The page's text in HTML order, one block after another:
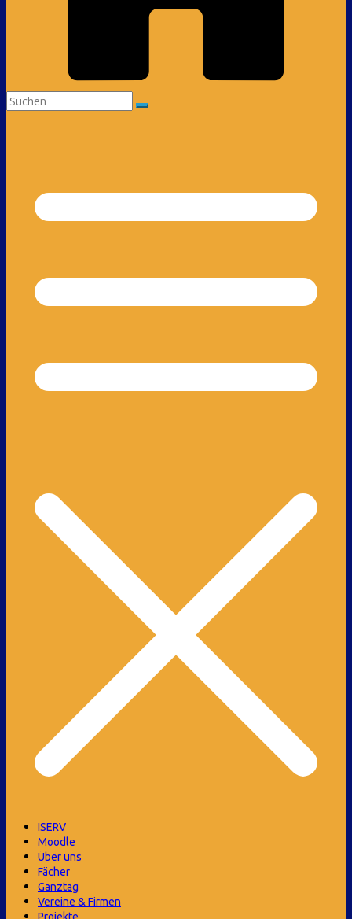
ISERV
Moodle
Über uns
Fächer
Ganztag
Vereine & Firmen